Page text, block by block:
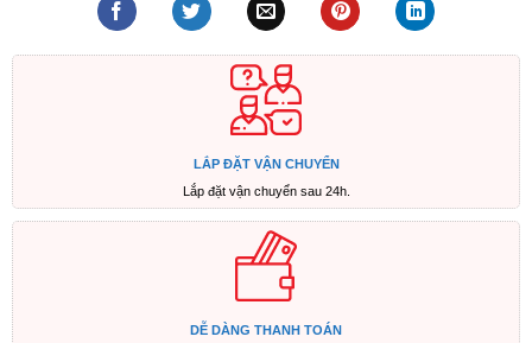
LẮP ĐẶT VẬN CHUYỂN
Lắp đặt vận chuyển sau 24h.
DỄ DÀNG THANH TOÁN